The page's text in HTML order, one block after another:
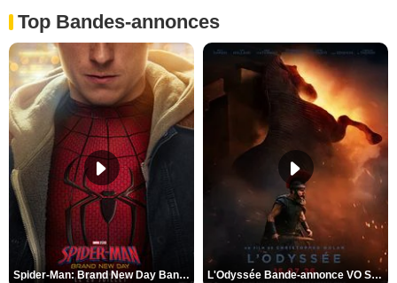
Top Bandes-annonces
Spider-Man: Brand New Day Bande-annonce VO STFR L'Odyssée Bande-annonce VO STFR